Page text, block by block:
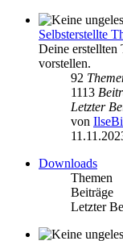
Selbsterstellte
Deine erstellten
vorstellen.
92
1113
Letzter
von
Downloads
Themen
Beiträge
Letzter